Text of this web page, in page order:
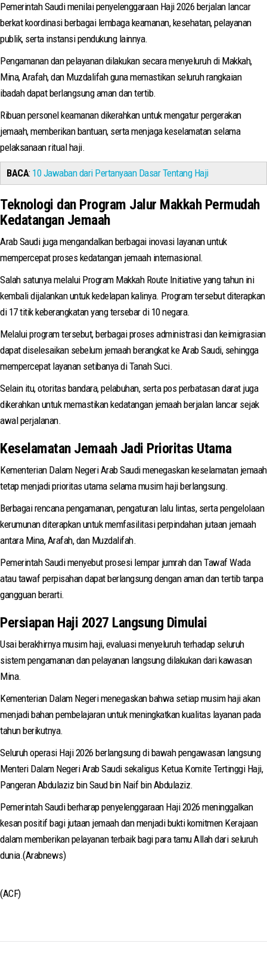
Pemerintah Saudi menilai penyelenggaraan Haji 2026 berjalan lancar
berkat koordinasi berbagai lembaga keamanan, kesehatan, pelayanan
publik, serta instansi pendukung lainnya.
Pengamanan dan pelayanan dilakukan secara menyeluruh di Makkah,
Mina, Arafah, dan Muzdalifah guna memastikan seluruh rangkaian
ibadah dapat berlangsung aman dan tertib.
Ribuan personel keamanan dikerahkan untuk mengatur pergerakan
jemaah, memberikan bantuan, serta menjaga keselamatan selama
pelaksanaan ritual haji.
BACA: 10 Jawaban dari Pertanyaan Dasar Tentang Haji
Teknologi dan Program Jalur Makkah Permudah
Kedatangan Jemaah
Arab Saudi juga mengandalkan berbagai inovasi layanan untuk
mempercepat proses kedatangan jemaah internasional.
Salah satunya melalui Program Makkah Route Initiative yang tahun ini
kembali dijalankan untuk kedelapan kalinya. Program tersebut diterapkan
di 17 titik keberangkatan yang tersebar di 10 negara.
Melalui program tersebut, berbagai proses administrasi dan keimigrasian
dapat diselesaikan sebelum jemaah berangkat ke Arab Saudi, sehingga
mempercepat layanan setibanya di Tanah Suci.
Selain itu, otoritas bandara, pelabuhan, serta pos perbatasan darat juga
dikerahkan untuk memastikan kedatangan jemaah berjalan lancar sejak
awal perjalanan.
Keselamatan Jemaah Jadi Prioritas Utama
Kementerian Dalam Negeri Arab Saudi menegaskan keselamatan jemaah
tetap menjadi prioritas utama selama musim haji berlangsung.
Berbagai rencana pengamanan, pengaturan lalu lintas, serta pengelolaan
kerumunan diterapkan untuk memfasilitasi perpindahan jutaan jemaah
antara Mina, Arafah, dan Muzdalifah.
Pemerintah Saudi menyebut prosesi lempar jumrah dan Tawaf Wada
atau tawaf perpisahan dapat berlangsung dengan aman dan tertib tanpa
gangguan berarti.
Persiapan Haji 2027 Langsung Dimulai
Usai berakhirnya musim haji, evaluasi menyeluruh terhadap seluruh
sistem pengamanan dan pelayanan langsung dilakukan dari kawasan
Mina.
Kementerian Dalam Negeri menegaskan bahwa setiap musim haji akan
menjadi bahan pembelajaran untuk meningkatkan kualitas layanan pada
tahun berikutnya.
Seluruh operasi Haji 2026 berlangsung di bawah pengawasan langsung
Menteri Dalam Negeri Arab Saudi sekaligus Ketua Komite Tertinggi Haji,
Pangeran Abdulaziz bin Saud bin Naif bin Abdulaziz.
Pemerintah Saudi berharap penyelenggaraan Haji 2026 meninggalkan
kesan positif bagi jutaan jemaah dan menjadi bukti komitmen Kerajaan
dalam memberikan pelayanan terbaik bagi para tamu Allah dari seluruh
dunia.(Arabnews)
(ACF)